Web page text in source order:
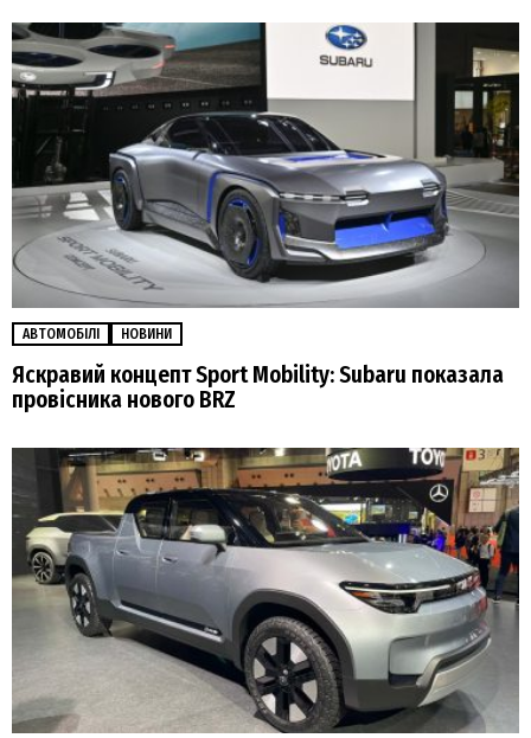
АВТОМОБІЛІ НОВИНИ
Яскравий концепт Sport Mobility: Subaru показала
провісника нового BRZ